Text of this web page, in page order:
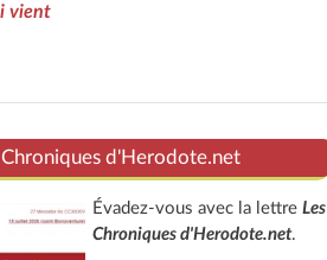
vient
Chroniques d'Herodote.net
Évadez-vous avec la lettreLes
Chroniques d'Herodote.net.